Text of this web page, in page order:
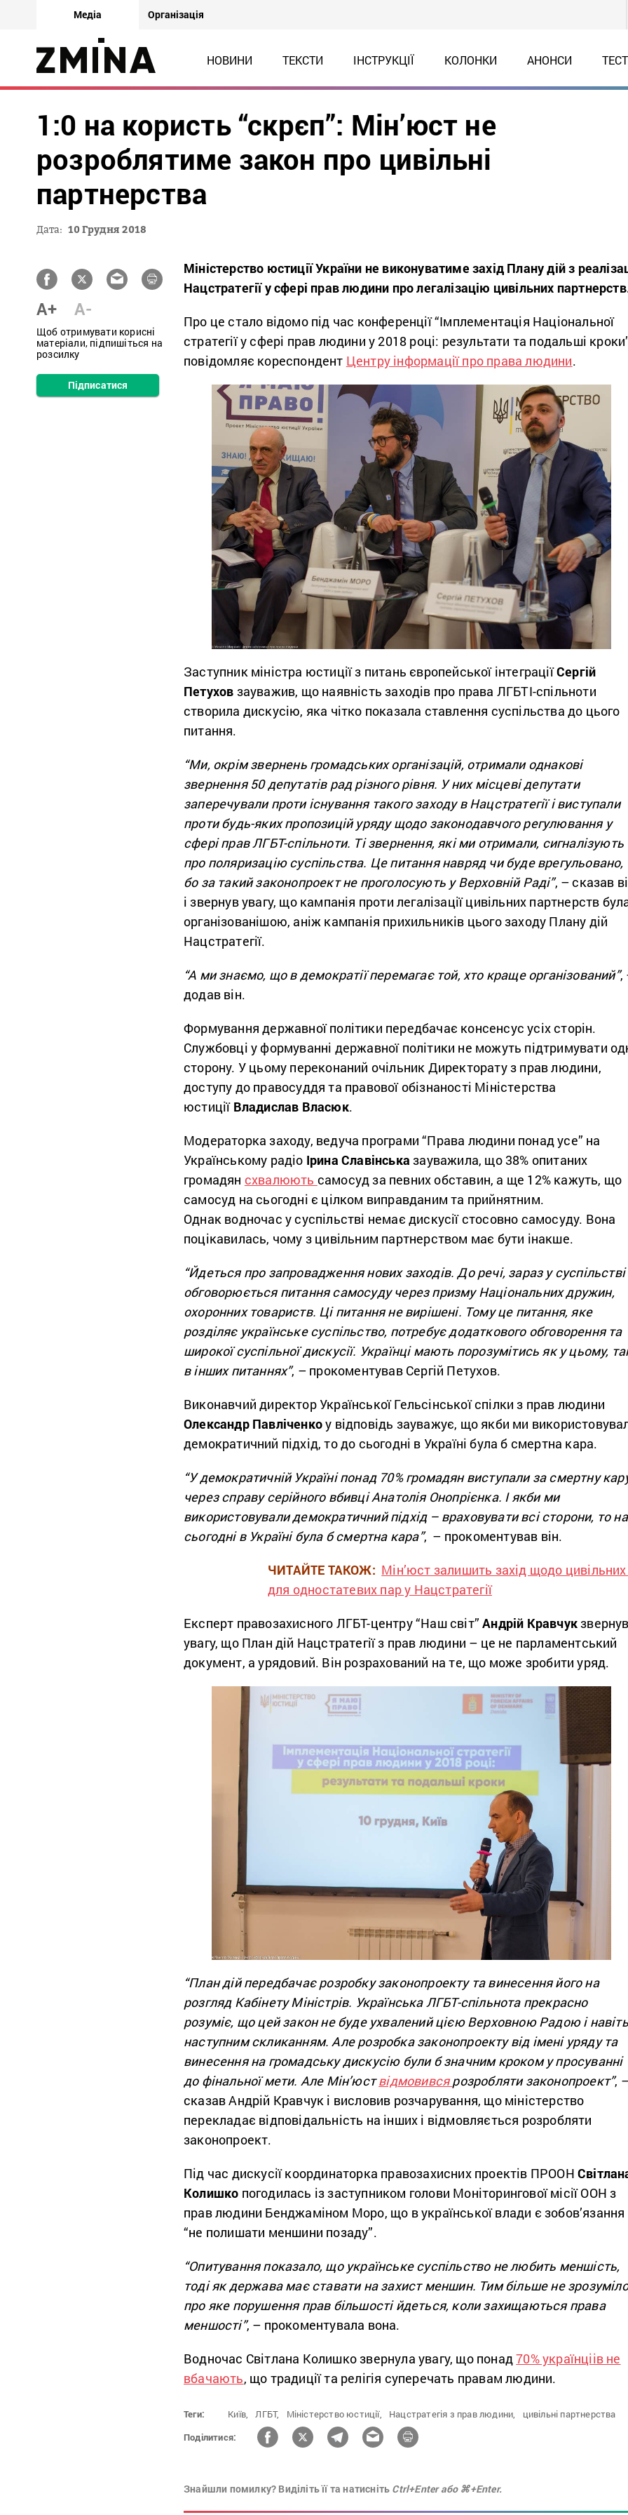
Медіа Організація
НОВИНИ ТЕКСТИ ІНСТРУКЦІЇ КОЛОНКИ АНОНСИ
1:0 на користь “скрєп”: Мін’юст не
розроблятиме закон про цивільні
партнерства
Дата: 10 Грудня 2018
A+ A-
Щоб отримувати корисні
матеріали, підпишіться на
розсилку
Підписатися
Міністерство юстиції України не виконуватиме захід Плану дій з
Нацстратегії у сфері прав людини про легалізацію цивільних
Про це стало відомо під час конференції “Імплементація Національної
стратегії у сфері прав людини у 2018 році: результати та подальші
повідомляє кореспондент Центру інформації про права людини.
Заступник міністра юстиції з питань європейської інтеграціїСергій
Петухов зауважив, що наявність заходів про права ЛГБТІ-спільноти
створила дискусію, яка чітко показала ставлення суспільства до цього
питання.
“Ми, окрім звернень громадських організацій, отримали однакові
звернення 50 депутатів рад різного рівня. У них місцеві депутати
заперечували проти існування такого заходу в Нацстратегії і виступали
проти будь-яких пропозицій уряду щодо законодавчого регулювання у
сфері прав ЛГБТ-спільноти. Ті звернення, які ми отримали, сигналізують
про поляризацію суспільства. Це питання навряд чи буде врегульовано,
бо за такий законопроект не проголосують у Верховній Раді”, – сказав
і звернув увагу, що кампанія проти легалізації цивільних партнерств
організованішою, аніж кампанія прихильників цього заходу Плану дій
Нацстратегії.
“А ми знаємо, що в демократії перемагає той, хто краще організований”,
додав він.
Формування державної політики передбачає консенсус усіх сторін.
Службовці у формуванні державної політики не можуть підтримувати
сторону. У цьому переконаний очільник Директорату з прав людини,
доступу до правосуддя та правової обізнаності Міністерства
юстиції Владислав Власюк.
Модераторка заходу, ведуча програми “Права людини понад усе” на
Українському радіо Ірина Славінська зауважила, що 38% опитаних
громадян схвалюють самосуд за певних обставин, а ще 12% кажуть, що
самосуд на сьогодні є цілком виправданим та прийнятним.
Однак водночас у суспільстві немає дискусії стосовно самосуду. Вона
поцікавилась, чому з цивільним партнерством має бути інакше.
“Йдеться про запровадження нових заходів. До речі, зараз у суспільстві
обговорюється питання самосуду через призму Національних дружин,
охоронних товариств. Ці питання не вирішені. Тому це питання, яке
розділяє українське суспільство, потребує додаткового обговорення та
широкої суспільної дискусії. Українці мають порозумітись як у цьому,
в інших питаннях”, – прокоментував Сергій Петухов.
Виконавчий директор Української Гельсінської спілки з прав людини
Олександр Павліченкоу відповідь зауважує, що якби ми
демократичний підхід, то до сьогодні в Україні була б смертна кара.
“У демократичній Україні понад 70% громадян виступали за смертну
через справу серійного вбивці Анатолія Онопрієнка. І якби ми
використовували демократичний підхід – враховувати всі сторони, то на
сьогодні в Україні була б смертна кара”, – прокоментував він.
ЧИТАЙТЕ ТАКОЖ: Мін’юст залишить захід щодо
для одностатевих пар у Нацстратегії
Експерт правозахисного ЛГБТ-центру “Наш світ”Андрій Кравчук
увагу, що План дій Нацстратегії з прав людини – це не парламентський
документ, а урядовий. Він розрахований на те, що може зробити уряд.
“План дій передбачає розробку законопроекту та винесення його на
розгляд Кабінету Міністрів. Українська ЛГБТ-спільнота прекрасно
розуміє, що цей закон не буде ухвалений цією Верховною Радою і навіть
наступним скликанням. Але розробка законопроекту від імені уряду та
винесення на громадську дискусію були б значним кроком у просуванні
до фінальної мети. Але Мін’юствідмовивсярозробляти законопроект”,
сказав Андрій Кравчук і висловив розчарування, що міністерство
перекладає відповідальність на інших і відмовляється розробляти
законопроект.
Під час дискусії координаторка правозахисних проектів ПРООН
Колишко погодилась із заступником голови Моніторингової місії ООН з
прав людини Бенджаміном Моро, що в української влади є зобов’язання
“не полишати меншини позаду”.
“Опитування показало, що українське суспільство не любить меншість,
тоді як держава має ставати на захист меншин. Тим більше не
про яке порушення прав більшості йдеться, коли захищаються права
меншості”, – прокоментувала вона.
Водночас Світлана Колишко звернула увагу, що понад70% українціів не
вбачають, що традиції та релігія суперечать правам людини.
Теги: Київ, ЛГБТ, Міністерство юстиції, Нацстратегія з прав людини,
цивільні партнерства
Поділитися:
Знайшли помилку? Виділіть її та натисніть Ctrl+Enter або ⌘+Enter.